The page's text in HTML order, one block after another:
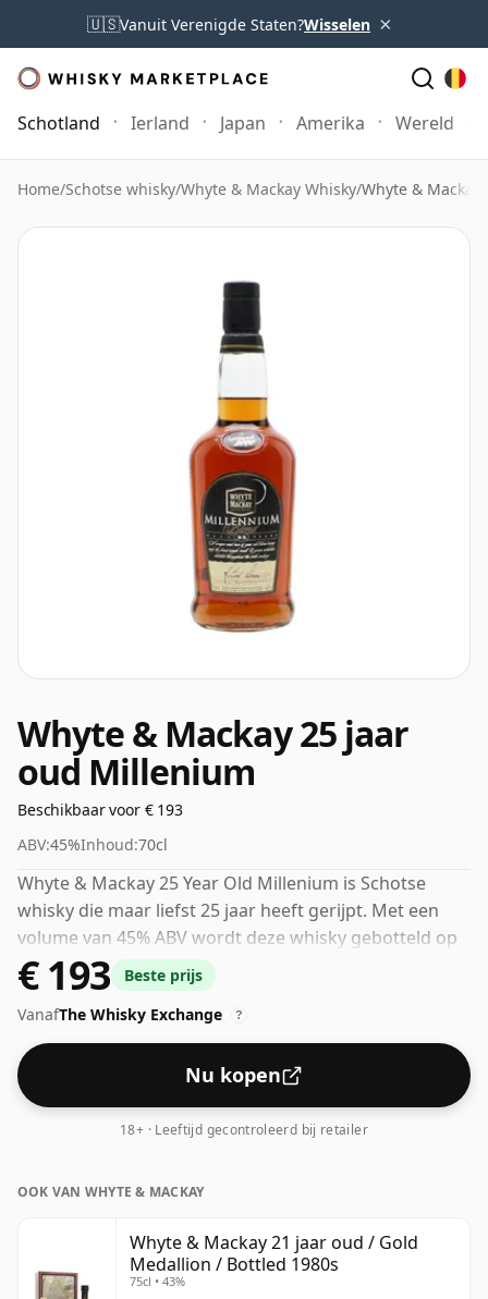
🇺🇸Vanuit Verenigde Staten?Wisselen ×
Schotland Ierland Japan Amerika Wereld
Home/Schotse whisky/Whyte & Mackay Whisky/Whyte &
Whyte & Mackay 25 jaar
oud Millenium
Beschikbaar voor € 193
ABV:45%Inhoud:70cl
Whyte & Mackay 25 Year Old Millenium is Schotse
whisky die maar liefst 25 jaar heeft gerijpt. Met een
volume van 45% ABV wordt deze whisky gebotteld op
een optimale drinksterkte. Puur of met een druppel
water genoten.
€ 193
Beste prijs
VanafThe Whisky Exchange ?
Nu kopen
18+ · Leeftijd gecontroleerd bij retailer
OOK VAN WHYTE & MACKAY
Whyte & Mackay 21 jaar oud / Gold
Medallion / Bottled 1980s
75cl • 43%